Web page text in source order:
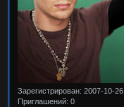
Зарегистрирован: 2007-10-26
Приглашений: 0